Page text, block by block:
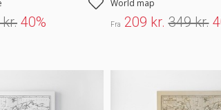
40%
World map
Fra 209 kr. 349 kr.